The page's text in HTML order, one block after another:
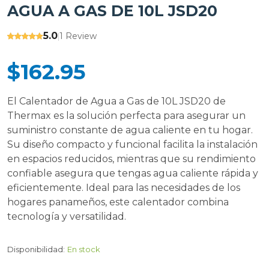
AGUA A GAS DE 10L JSD20
5.0|1 Review
$162.95
El Calentador de Agua a Gas de 10L JSD20 de
Thermax es la solución perfecta para asegurar un
suministro constante de agua caliente en tu hogar.
Su diseño compacto y funcional facilita la instalación
en espacios reducidos, mientras que su rendimiento
confiable asegura que tengas agua caliente rápida y
eficientemente. Ideal para las necesidades de los
hogares panameños, este calentador combina
tecnología y versatilidad.
Disponibilidad: En stock